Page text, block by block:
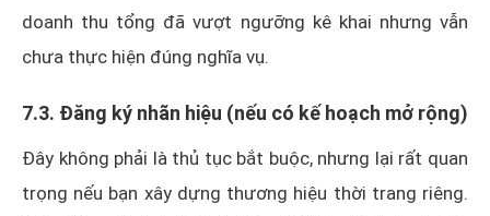
doanh thu tổng đã vượt ngưỡng kê khai nhưng vẫn
chưa thực hiện đúng nghĩa vụ.
7.3. Đăng ký nhãn hiệu (nếu có kế hoạch mở rộng)
Đây không phải là thủ tục bắt buộc, nhưng lại rất quan
trọng nếu bạn xây dựng thương hiệu thời trang riêng.